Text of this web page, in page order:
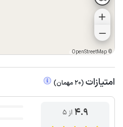
©
OpenStreetMap
امتیازات (
20مهمان)
4.9 از ۵